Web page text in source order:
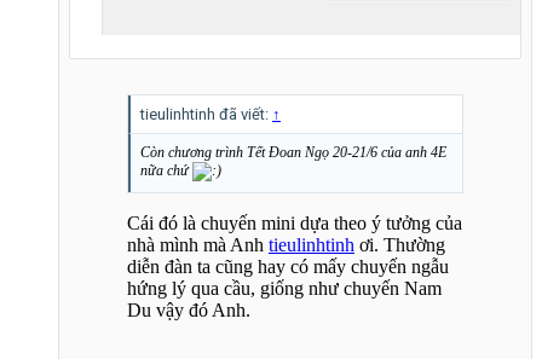
tieulinhtinh đã viết: ↑
Còn chương trình Tết Đoan Ngọ 20-21/6 của anh 4E
nữa chứ
Cái đó là chuyến mini dựa theo ý tưởng của
nhà mình mà Anh tieulinhtinh ơi. Thường
diễn đàn ta cũng hay có mấy chuyến ngẫu
hứng lý qua cầu, giống như chuyến Nam
Du vậy đó Anh.